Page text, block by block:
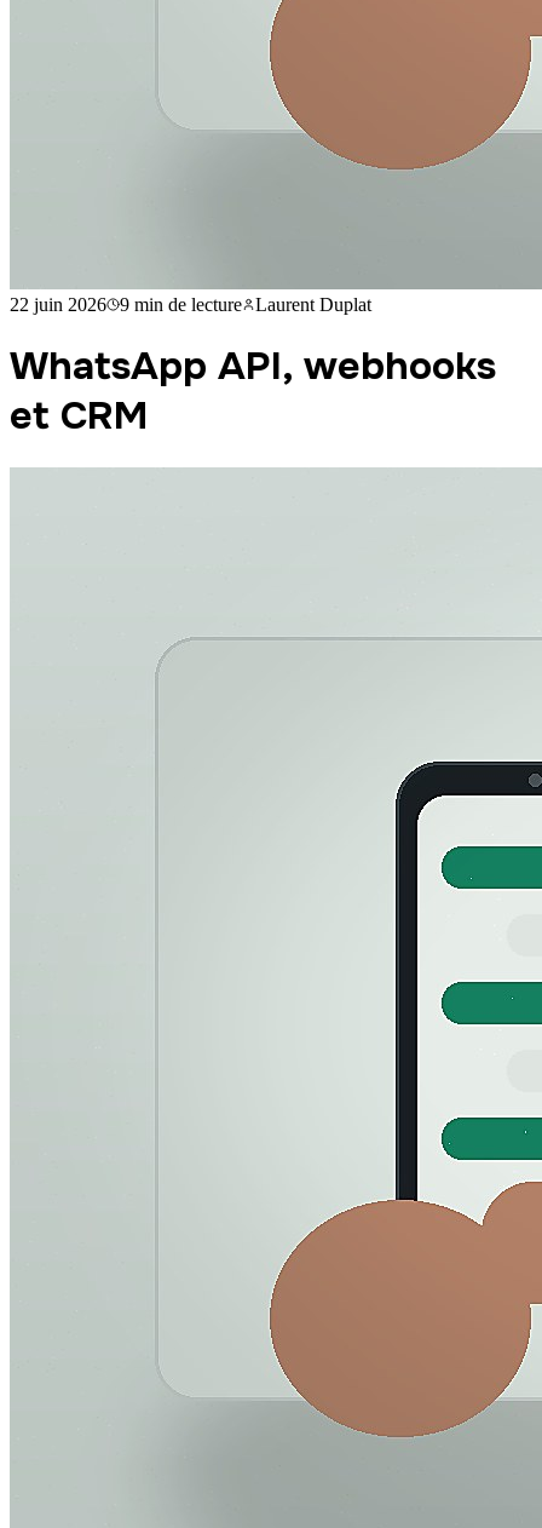
22 juin 2026 9 min de lecture Laurent Duplat
WhatsApp API, webhooks
et CRM